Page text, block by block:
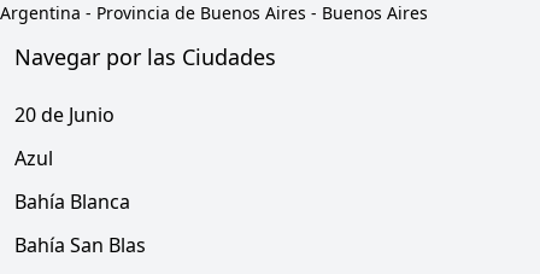
Argentina - Provincia de Buenos Aires - Buenos Aires
Navegar por las Ciudades
20 de Junio
Azul
Bahía Blanca
Bahía San Blas